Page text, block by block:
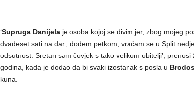
‘Supruga Danijelaje osoba kojoj se divim jer, zbog mojeg
dvadeset sati na dan, dođem petkom, vraćam se u Split
odsutnost. Sretan sam čovjek s tako velikom obitelji’,
godina, kada je dodao da bi svaki izostanak s posla u
kuna.